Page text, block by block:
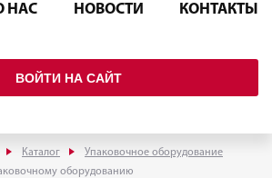
НАС НОВОСТИ КОНТАКТЫ
ВОЙТИ НА САЙТ
Каталог
Упаковочное оборудование
оборудованию